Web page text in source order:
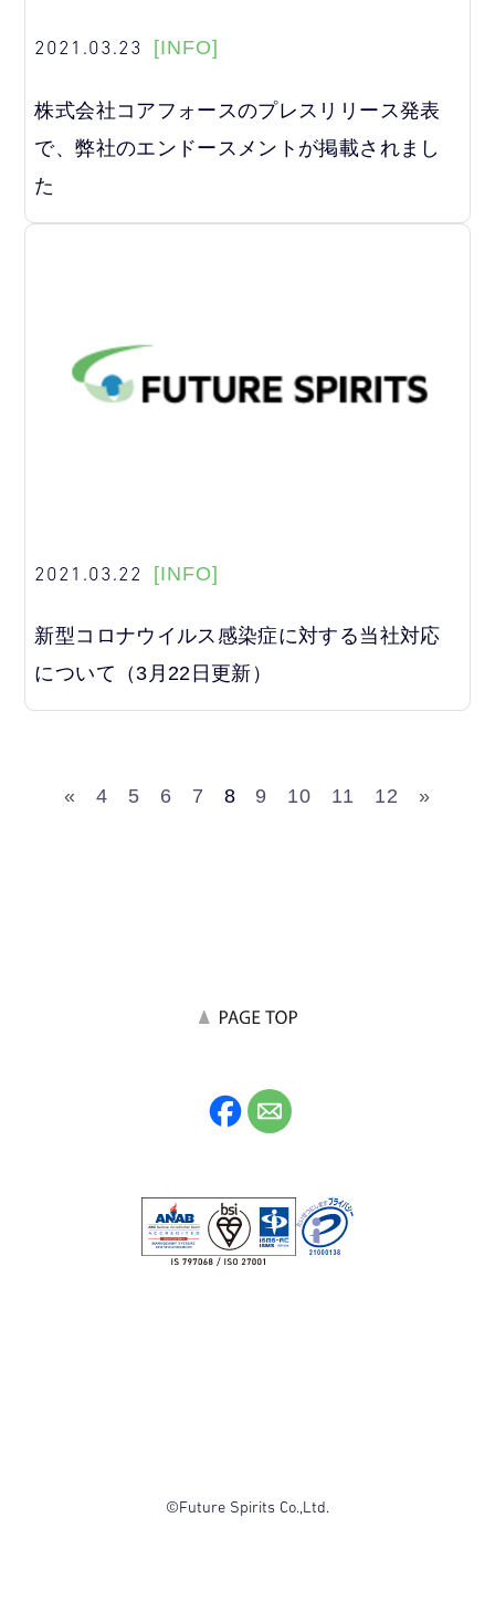
2021.03.23 [INFO]
株式会社コアフォースのプレスリリース発表
で、弊社のエンドースメントが掲載されまし
た
2021.03.22 [INFO]
新型コロナウイルス感染症に対する当社対応
について（3月22日更新）
« 4 5 6 7 8 9 10 11 12 »
©Future Spirits Co.,Ltd.